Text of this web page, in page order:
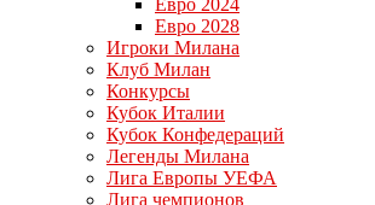
Евро 2024
Евро 2028
Игроки Милана
Клуб Милан
Конкурсы
Кубок Италии
Кубок Конфедераций
Легенды Милана
Лига Европы УЕФА
Лига чемпионов